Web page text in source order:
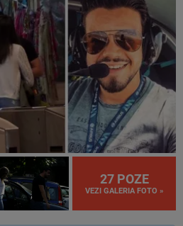
27 POZE
VEZI GALERIA FOTO »